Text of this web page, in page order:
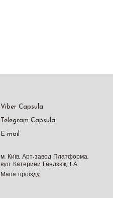
Viber Capsula
Telegram Capsula
E-mail
м. Київ, Арт-завод Платформа,
вул. Катерини Гандзюк, 1-А
Мапа проїзду